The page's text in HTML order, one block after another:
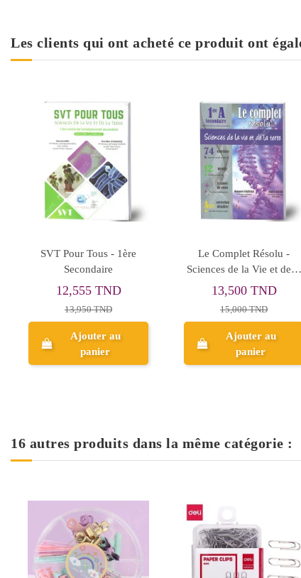
Les clients qui ont acheté ce produit ont
Coccinelle Science de la
Vie et de la Terre - 1ère
Année Secondaire
8,550 TND
9,500 TND
Ajouter au
panier
Couvre Livre En PP
70x50cm 80Mic - Purple
1,200 TND
1,499 TND
Ajouter au
panier
16 autres produits dans la même catégorie :